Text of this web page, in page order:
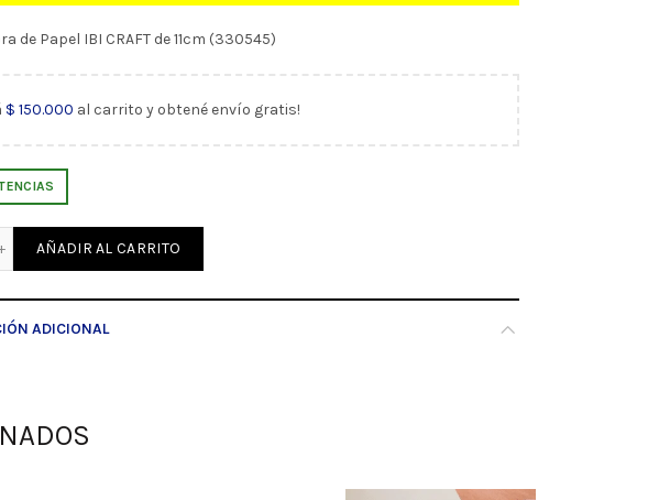
de Papel IBI CRAFT de 11cm (330545)
$ 150.000 al carrito y obtené envío gratis!
de Papel IBI CRAFT de 11cm (330545) cantidad
AÑADIR AL CARRITO
ADICIONAL